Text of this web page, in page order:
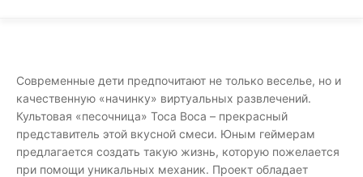
Современные дети предпочитают не только веселье, но и
качественную «начинку» виртуальных развлечений.
Культовая «песочница» Toca Boca – прекрасный
представитель этой вкусной смеси. Юным геймерам
предлагается создать такую жизнь, которую пожелается
при помощи уникальных механик. Проект обладает